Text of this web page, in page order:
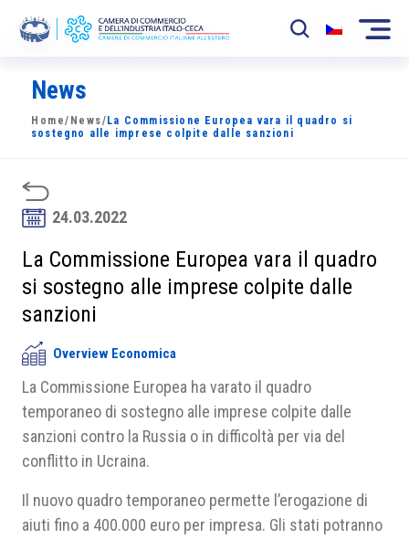
La Camera
News
Sviluppo Mercato
Soci
Partner
Area riservata
News
Home/ News/ La Commissione Europea vara il quadro si
sostegno alle imprese colpite dalle sanzioni
24.03.2022
La Commissione Europea vara il quadro
si sostegno alle imprese colpite dalle
sanzioni
Overview Economica
La Commissione Europea ha varato il quadro
temporaneo di sostegno alle imprese colpite dalle
sanzioni contro la Russia o in difficoltà per via del
conflitto in Ucraina.
Il nuovo quadro temporaneo permette l’erogazione di
aiuti fino a 400.000 euro per impresa. Gli stati potranno